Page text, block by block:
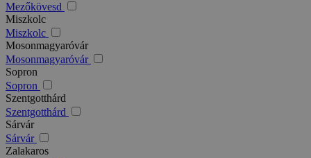
Mezőkövesd
Miszkolc
Miszkolc
Mosonmagyaróvár
Mosonmagyaróvár
Sopron
Sopron
Szentgotthárd
Szentgotthárd
Sárvár
Sárvár
Zalakaros